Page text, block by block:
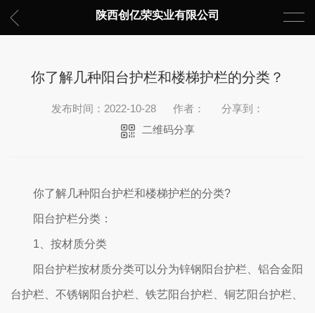
陕西创亿荣实业有限公司
你了解几种阳台护栏和楼梯护栏的分类？
发布时间：2022-10-28 作者：
分享到：
二维码分享
你了解几种阳台护栏和楼梯护栏的分类?
阳台护栏分类：
1、按材质分类
阳台护栏按材质分类可以分为锌钢阳台护栏、铝合金阳
台护栏、不锈钢阳台护栏、铁艺阳台护栏、铜艺阳台护栏、